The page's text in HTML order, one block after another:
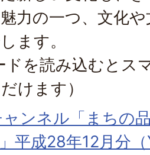
力の一つ、文化
ます。
ドを読み込むと
けます）
ンネル「まちの
平成28年12月分